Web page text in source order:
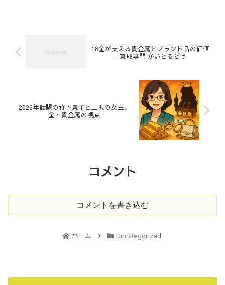
18金が支える貴金属とブランド品の価値
—買取専門 かいとるどう
2026年話題の竹下景子と三択の女王、
金・貴金属の視点
コメント
コメントを書き込む
ホーム Uncategorized